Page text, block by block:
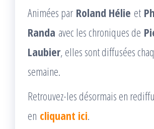
Animées par Roland Hélie et
Randa avec les chroniques de
Laubier, elles sont diffusées
semaine.
Retrouvez-les désormais en
en cliquant ici.